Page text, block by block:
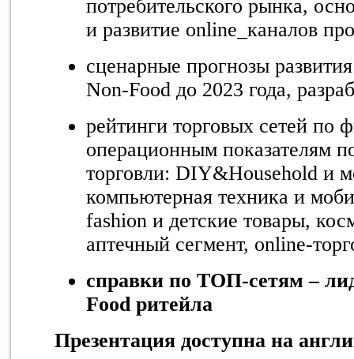
потребительского рынка,
и развитие online_каналов
сценарные прогнозы
Non-Food до 2023 года,
рейтинги торговых сетей по
операционным показателям
торговли: DIY&Household и
компьютерная техника и
fashion и детские товары,
аптечный сегмент, online-
справки по ТОП-сетям –
Food ритейла
Презентация доступна на